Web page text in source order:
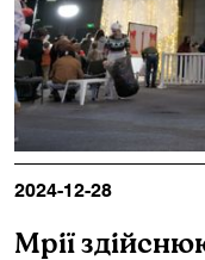
2024-12-28
Мрії